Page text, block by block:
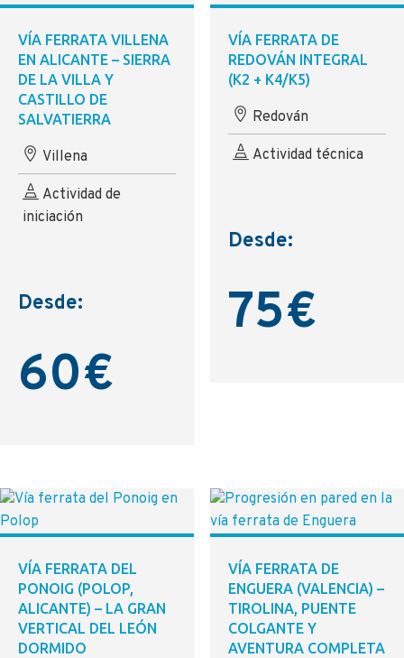
VÍA FERRATA VILLENA
EN ALICANTE – SIERRA
DE LA VILLA Y
CASTILLO DE
SALVATIERRA
Villena
Actividad de
iniciación
Desde:
60€
VÍA FERRATA DE
REDOVÁN INTEGRAL
(K2 + K4/K5)
Redován
Actividad técnica
Desde:
75€
VÍA FERRATA DEL
PONOIG (POLOP,
ALICANTE) – LA GRAN
VERTICAL DEL LEÓN
DORMIDO
VÍA FERRATA DE
ENGUERA (VALENCIA) –
TIROLINA, PUENTE
COLGANTE Y
AVENTURA COMPLETA